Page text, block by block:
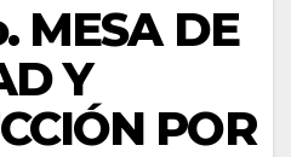
MESA DE
Y
POR